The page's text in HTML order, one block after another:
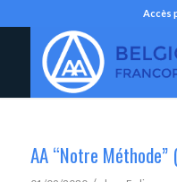
Accès
AA “Notre